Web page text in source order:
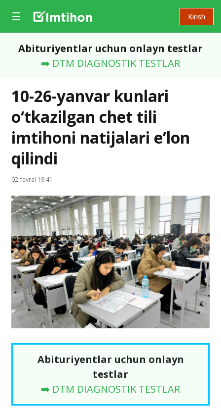
Kirish
Abituriyentlar uchun onlayn testlar
➡️ DTM DIAGNOSTIK TESTLAR
10-26-yanvar kunlari
o‘tkazilgan chet tili
imtihoni natijalari e’lon
qilindi
02-fevral 19:41
Abituriyentlar uchun onlayn
testlar
➡️ DTM DIAGNOSTIK TESTLAR